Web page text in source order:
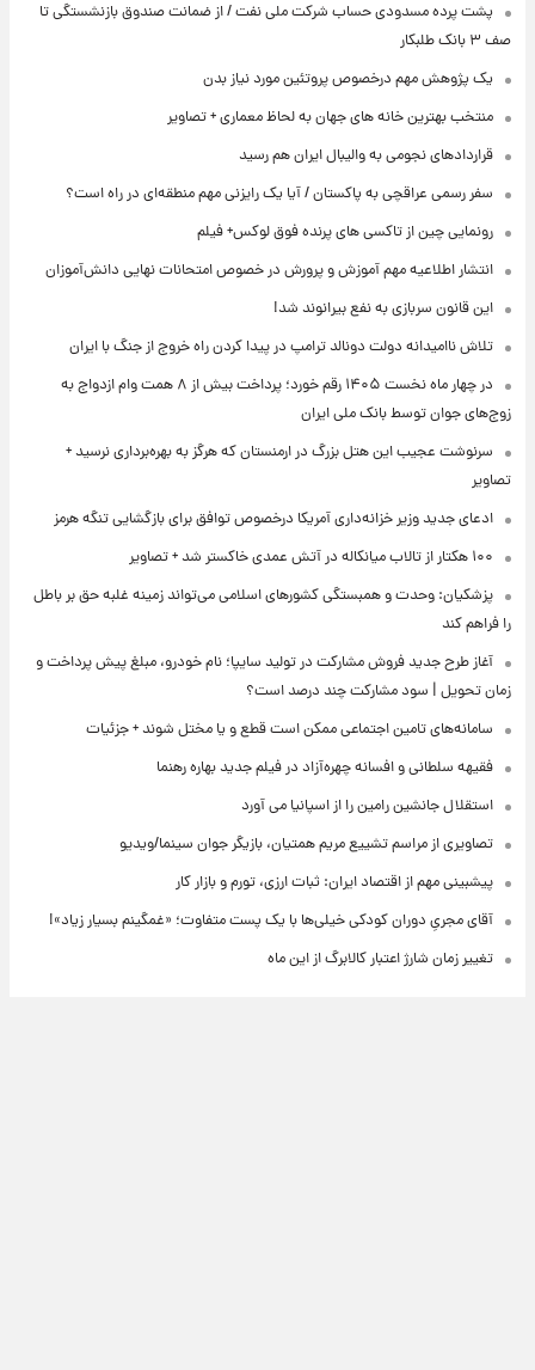
پشت پرده‌ مسدودی حساب شرکت ملی نفت / از ضمانت صندوق بازنشستگی تا
صف ۳ بانک طلبکار
یک پژوهش مهم درخصوص پروتئین مورد نیاز بدن
منتخب بهترین خانه های جهان به لحاظ معماری + تصاویر
قراردادهای نجومی به والیبال ایران هم رسید
سفر رسمی عراقچی به پاکستان / آیا یک رایزنی مهم منطقه‌ای در راه است؟
رونمایی چین از تاکسی های پرنده فوق لوکس+ فیلم
انتشار اطلاعیه مهم آموزش و پرورش در خصوص امتحانات نهایی دانش‌آموزان
این قانون سربازی به نفع بیرانوند شد!
تلاش ناامیدانه‌ دولت دونالد ترامپ در پیدا کردن راه خروج از جنگ با ایران
در چهار ماه نخست ۱۴۰۵ رقم خورد؛ پرداخت بیش از ۸ همت وام ازدواج به
زوج‌های جوان توسط بانک ملی ایران
سرنوشت عجیب این هتل بزرگ در ارمنستان که هرگز به بهره‌برداری نرسید +
تصاویر
ادعای جدید وزیر خزانه‌داری آمریکا درخصوص توافق برای بازگشایی تنگه هرمز
۱۰۰ هکتار از تالاب میانکاله در آتش عمدی خاکستر شد + تصاویر
پزشکیان: وحدت و همبستگی کشورهای اسلامی می‌تواند زمینه غلبه حق بر باطل
را فراهم کند
آغاز طرح جدید فروش مشارکت در تولید سایپا؛ نام خودرو، مبلغ پیش پرداخت و
زمان تحویل | سود مشارکت چند درصد است؟
سامانه‌های تامین اجتماعی ممکن است قطع و یا مختل شوند + جزئیات
فقیهه سلطانی و افسانه چهره‌آزاد در فیلم جدید بهاره رهنما
استقلال جانشین رامین را از اسپانیا می آورد
تصاویری از مراسم تشییع مریم همتیان، بازیگر جوان سینما/ویدیو
پیشبینی مهم از اقتصاد ایران: ثبات ارزی، تورم و بازار کار
آقای مجریِ دوران کودکی خیلی‌ها با یک پست متفاوت؛ «غمگینم بسیار زیاد»!
تغییر زمان شارژ اعتبار کالابرگ از این ماه